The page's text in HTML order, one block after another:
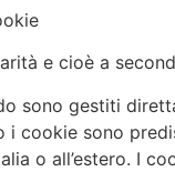
e cioè a
sono gestiti
i cookie sono
o all’estero. I